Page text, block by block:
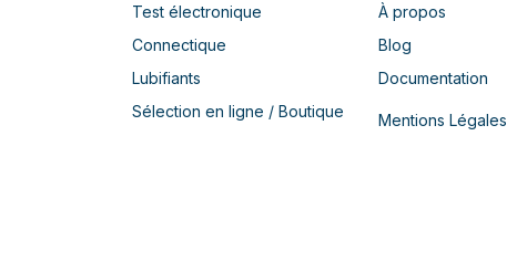
Test électronique
Connectique
Lubifiants
Sélection en ligne / Boutique
À propos
Blog
Documentation
Mentions Légales